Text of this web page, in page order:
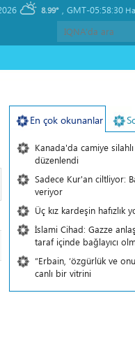
GMT-05:58:30
8.99°
En çok okunanlar
Kanada'da camiye silahlı
düzenlendi
Sadece Kur'an ciltliyor:
veriyor
Üç kız kardeşin hafızlık
İslami Cihad: Gazze
taraf içinde bağlayıcı
“Erbain, ‘özgürlük ve
canlı bir vitrini